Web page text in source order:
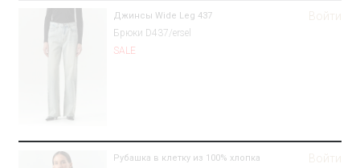
Джинсы Wide Leg 437
Брюки D437/ersel
SALE
Войти
Рубашка в клетку из 100% хлопка Войти